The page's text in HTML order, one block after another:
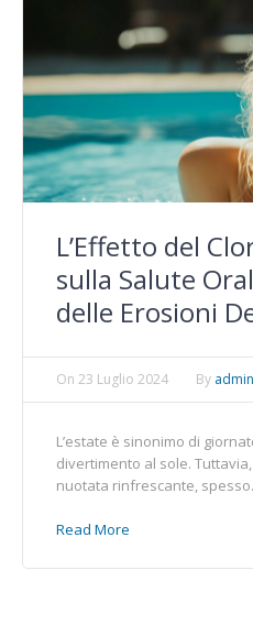
L’Effetto del
sulla Salute
delle Erosioni
On 23 Luglio 2024 By
L’estate è sinonimo di
divertimento al sole.
nuotata rinfrescante,
Read More